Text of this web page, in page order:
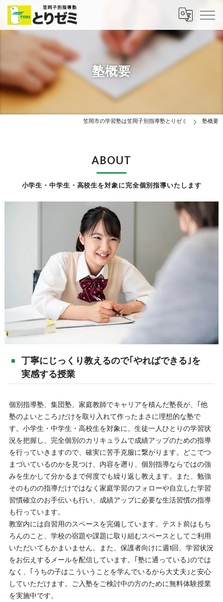
塾概要
笠岡市の学習塾は笠岡子別指導塾とりゼミ 塾概要
小学生・中学生・高校生を対象に完全個別指導いたします
ABOUT
丁寧にじっくり教えるので｢やればできる｣を
実感する授業
個別指導塾、集団塾、家庭教師でキャリアを積んだ塾長が、｢他
塾のよいところ｣だけを取り入れて作ったまさに理想的な塾で
す。小学生・中学生・高校生を対象に、生徒一人ひとりの学習状
況を把握し、完全個別のカリキュラムで成績アップのための指導
を行っていきますので、確実に苦手克服に繋がります。どこでつ
まづいているのかを見つけ、内容を遡り、個別指導ならではの強
みを生かして分かるまで何度でも繰り返し教えます。また、勉強
そのものの指導だけではなく家庭学習のフォローや自立した学習
習慣確立のお手伝いも行い、成績アップに必要な生活習慣の指導
も行っています。
教室内には自習用のスペースを完備しています。テスト前はもち
ろんのこと、学校の宿題や課題に取り組むスペースとしてご利用
いただいてもかまいません。また、保護者向けに週1回、学習状況
をお伝えするメールを配信しています。｢塾に通っている｣のでは
なく、｢うちの子はこういうことを学んでいるから大丈夫｣と安心
していただけます。ご入塾をご検討中の方のために無料体験授業
を実施中です。